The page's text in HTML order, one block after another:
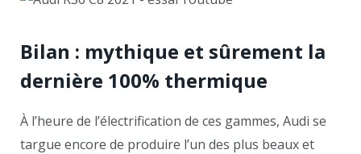
Bilan : mythique et sûrement la
dernière 100% thermique
À l’heure de l’électrification de ces gammes, Audi se
targue encore de produire l’un des plus beaux et